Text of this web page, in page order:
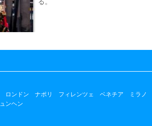
ロンドン ナポリ フィレンツェ ベネチア ミラノ
ンヘン